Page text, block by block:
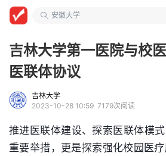
安徽大学
吉林大学第一医院与校
医联体协议
吉林大学
2023-10-28 10:59 7179次阅读
推进医联体建设、探索医联体模
重要举措，更是探索强化校园医